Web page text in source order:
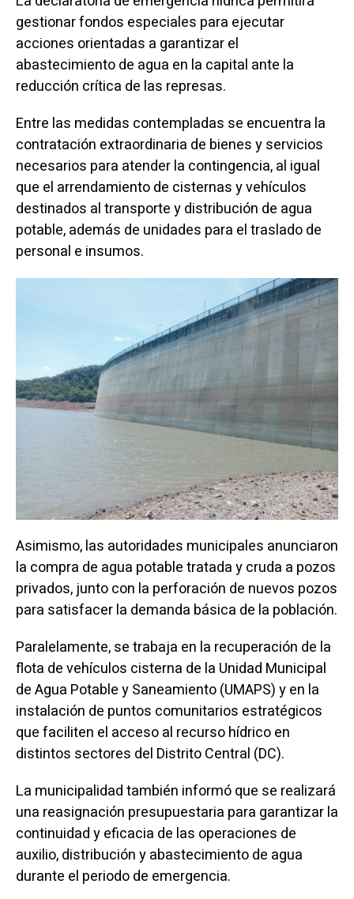
gestionar fondos especiales para ejecutar
acciones orientadas a garantizar el
abastecimiento de agua en la capital ante la
reducción crítica de las represas.
Entre las medidas contempladas se encuentra la
contratación extraordinaria de bienes y servicios
necesarios para atender la contingencia, al igual
que el arrendamiento de cisternas y vehículos
destinados al transporte y distribución de agua
potable, además de unidades para el traslado de
personal e insumos.
Asimismo, las autoridades municipales anunciaron
la compra de agua potable tratada y cruda a pozos
privados, junto con la perforación de nuevos pozos
para satisfacer la demanda básica de la población.
Paralelamente, se trabaja en la recuperación de la
flota de vehículos cisterna de la Unidad Municipal
de Agua Potable y Saneamiento (UMAPS) y en la
instalación de puntos comunitarios estratégicos
que faciliten el acceso al recurso hídrico en
distintos sectores del Distrito Central (DC).
La municipalidad también informó que se realizará
una reasignación presupuestaria para garantizar la
continuidad y eficacia de las operaciones de
auxilio, distribución y abastecimiento de agua
durante el periodo de emergencia.